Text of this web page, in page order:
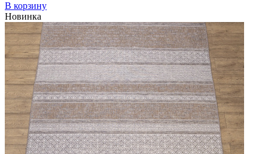
В корзину
Новинка